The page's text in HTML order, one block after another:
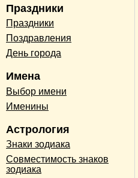
Праздники
Праздники
Поздравления
День города
Имена
Выбор имени
Именины
Астрология
Знаки зодиака
Совместимость знаков
зодиака